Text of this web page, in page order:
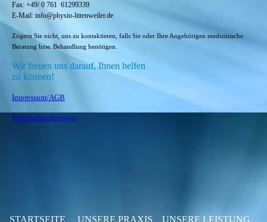
Fax: +49/ 0 761 61299339
E-Mail: info@physio-littenweiler.de
Zögern Sie nicht, uns zu kontaktieren , falls Sie oder Ihre Angehörigen medizinische
Beratung bzw. Behandlung benötigen.
Wir freuen uns darauf, Ihnen helfen
zu können!
Impressum/AGB
Datenschutzhinweis
STARTSEITE UNSERE PRAXIS UNSERE LEISTUNG